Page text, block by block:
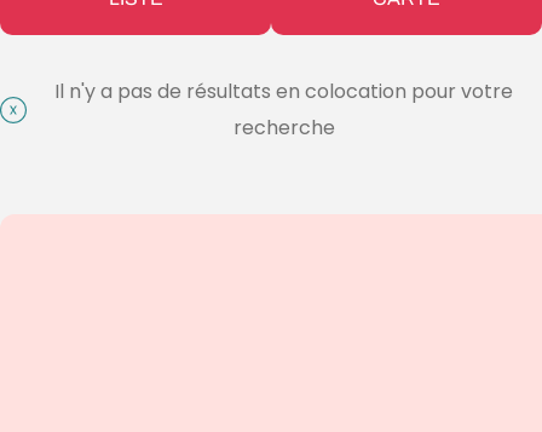
Il n'y a pas de résultats en colocation pour votre
recherche